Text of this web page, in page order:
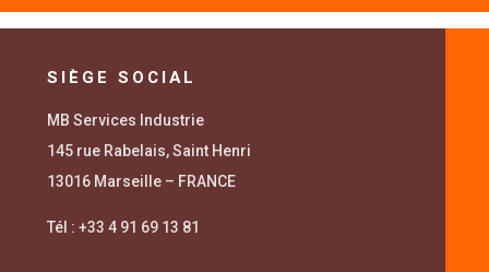
SIÈGE SOCIAL
MB Services Industrie
145 rue Rabelais, Saint Henri
13016 Marseille – FRANCE
Tél : +33 4 91 69 13 81